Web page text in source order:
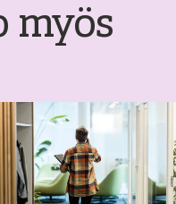
myös